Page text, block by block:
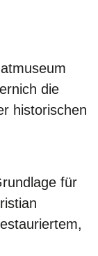
die
historischen
für